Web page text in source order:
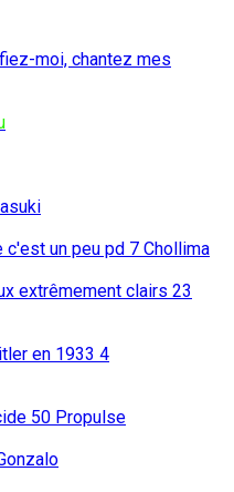
moi, chantez mes
c'est un peu pd 7 Chollima
extrêmement clairs 23
en 1933 4
50 Propulse